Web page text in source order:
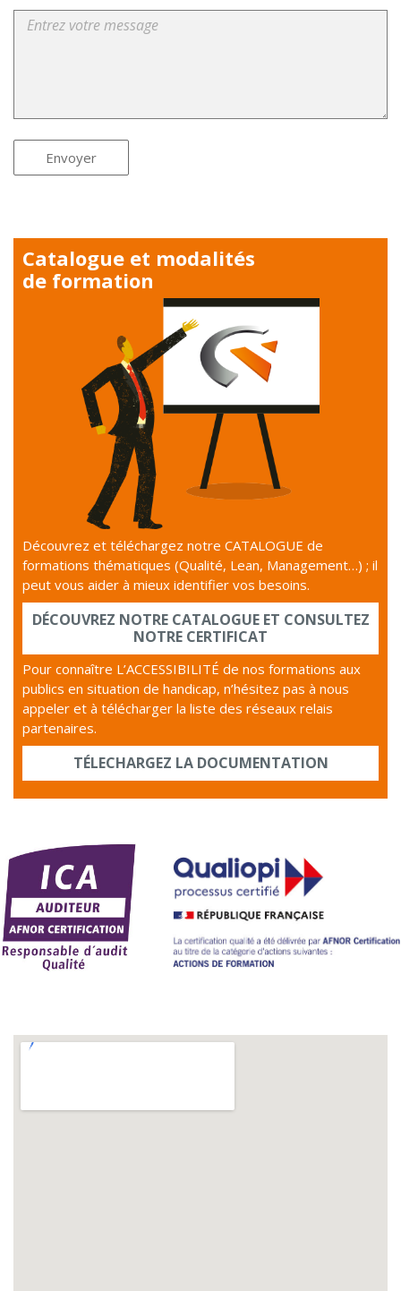
Envoyer
Catalogue et modalités
de formation
Découvrez et téléchargez notre CATALOGUE de
formations thématiques (Qualité, Lean, Management…) ; il
peut vous aider à mieux identifier vos besoins.
DÉCOUVREZ NOTRE CATALOGUE ET CONSULTEZ
NOTRE CERTIFICAT
Pour connaître L’ACCESSIBILITÉ de nos formations aux
publics en situation de handicap, n’hésitez pas à nous
appeler et à télécharger la liste des réseaux relais
partenaires.
TÉLECHARGEZ LA DOCUMENTATION